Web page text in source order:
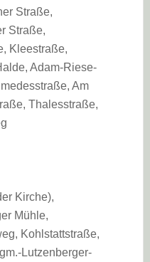
Straße,
Straße,
Kleestraße,
Adam-Riese-
Am
Thalesstraße,
Kirche),
Mühle,
Kohlstattstraße,
Lutzenberger-